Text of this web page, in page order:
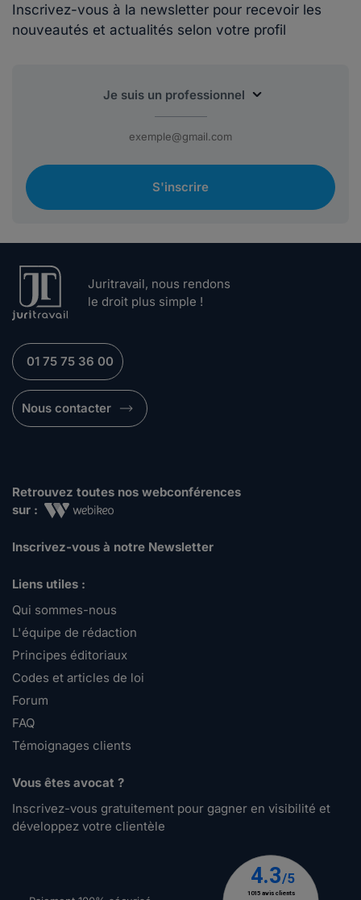
Inscrivez-vous à la newsletter pour recevoir les
nouveautés et actualités selon votre profil
S'inscrire
Juritravail, nous rendons
le droit plus simple !
01 75 75 36 00
Nous contacter
Retrouvez toutes nos webconférences
sur :
Inscrivez-vous à notre Newsletter
Liens utiles :
Qui sommes-nous
L'équipe de rédaction
Principes éditoriaux
Codes et articles de loi
Forum
FAQ
Témoignages clients
Vous êtes avocat ?
Inscrivez-vous gratuitement pour gagner en visibilité et
développez votre clientèle